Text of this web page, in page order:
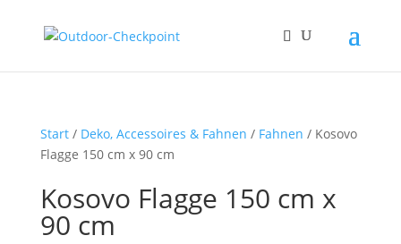
Start/ Deko, Accessoires & Fahnen / Fahnen / Kosovo
Flagge 150 cm x 90 cm
Kosovo Flagge 150 cm x
90 cm